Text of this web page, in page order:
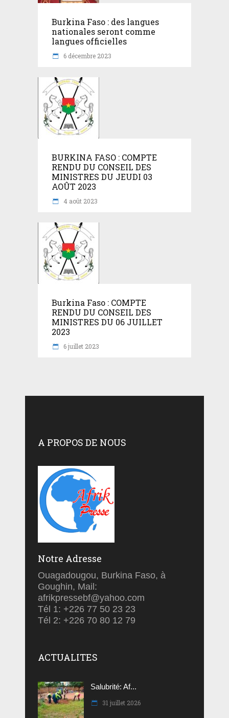
Burkina Faso : des langues
nationales seront comme
langues officielles
6 décembre 2023
BURKINA FASO : COMPTE
RENDU DU CONSEIL DES
MINISTRES DU JEUDI 03
AOÛT 2023
4 août 2023
Burkina Faso : COMPTE
RENDU DU CONSEIL DES
MINISTRES DU 06 JUILLET
2023
6 juillet 2023
A PROPOS DE NOUS
Notre Adresse
Ouagadougou, Burkina Faso, à
Goughin, Mail:
afrikpressebf@yahoo.com
Tél 1: +226 77 50 23 23
Tél 2: +226 70 80 12 79
ACTUALITES
Salubrité: Af...
31 juillet 2026